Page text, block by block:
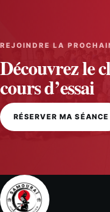
REJOINDRE LA
Découvrez le
cours d’essai
RÉSERVER MA SÉANCE